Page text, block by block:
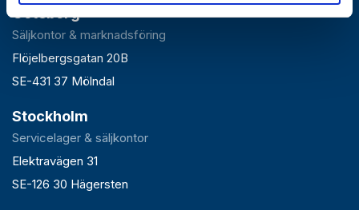
Göteborg
Säljkontor & marknadsföring
Flöjelbergsgatan 20B
SE-431 37 Mölndal
Stockholm
Servicelager & säljkontor
Elektravägen 31
SE-126 30 Hägersten